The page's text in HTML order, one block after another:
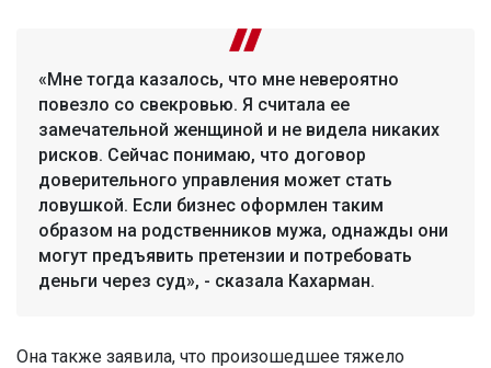
«Мне тогда казалось, что мне невероятно
повезло со свекровью. Я считала ее
замечательной женщиной и не видела никаких
рисков. Сейчас понимаю, что договор
доверительного управления может стать
ловушкой. Если бизнес оформлен таким
образом на родственников мужа, однажды они
могут предъявить претензии и потребовать
деньги через суд», - сказала Кахарман.
Она также заявила, что произошедшее тяжело